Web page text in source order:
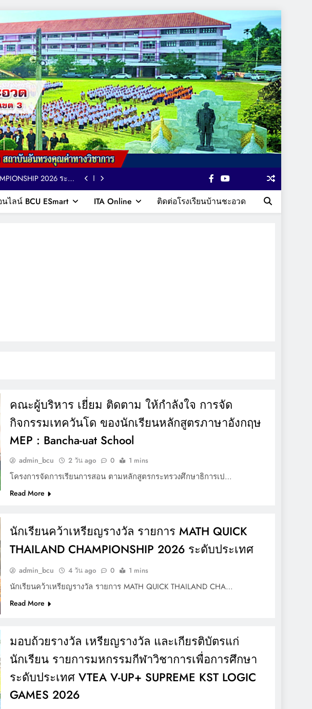
นที่ 3-7 สิงหาคม 2569
นักเรียนหลักสูตรภาษา
: Bancha-uat School
ประเทศ
กรรมกีฬาวิชาการเพื่อ
วันที่ 3-7 สิงหาคม 2569
รรมกีฬาวิชาการเพื่อ
ไลน์ BCU ESmart ITA Online ติดต่อโรงเรียนบ้านชะอวด
คณะผู้บริหาร เยี่ยม ติดตาม ให้กำลังใจ การจัด
กิจกรรมเทควันโด ของนักเรียนหลักสูตรภาษาอังกฤษ
MEP : Bancha-uat School
admin_bcu 2 วัน ago 0 1 mins
โครงการจัดการเรียนการสอน ตามหลักสูตรกระทรวงศึกษาธิการเป…
Read More
นักเรียนคว้าเหรียญรางวัล รายการ MATH QUICK
THAILAND CHAMPIONSHIP 2026 ระดับประเทศ
admin_bcu 4 วัน ago 0 1 mins
นักเรียนคว้าเหรียญรางวัล รายการ MATH QUICK THAILAND CHA…
Read More
มอบถ้วยรางวัล เหรียญรางวัล และเกียรติบัตรแก่
นักเรียน รายการมหกรรมกีฬาวิชาการเพื่อการศึกษา
ระดับประเทศ VTEA V-UP+ SUPREME KST LOGIC
GAMES 2026